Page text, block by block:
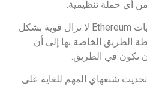
ليس هذا فقط ، ولكن أساسيات Ethereum لا تزال قوية بشكل
الطريق الخاصة بها إلى أن
تكون في الطريق.
شنغهاي المهم للغاية على